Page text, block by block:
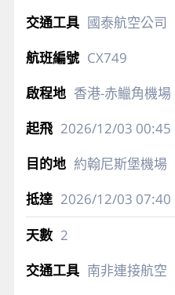
國泰航空公司
CX749
香港-赤鱲角機場
2026/12/03 00:45
約翰尼斯堡機場
2026/12/03 07:40
2
南非連接航空